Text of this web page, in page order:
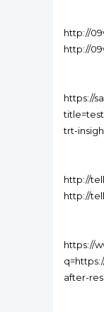
http://
http://
https://
trt-
http://
http://
https://
after-